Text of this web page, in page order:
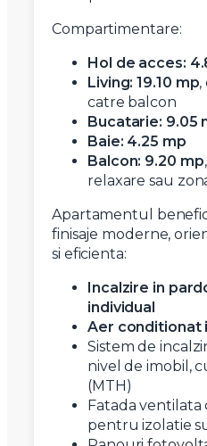
Compartimentare:
Hol de acces:
Living: 19.10 mp,
catre balcon
Bucatarie: 9.05
Baie: 4.25 mp
Balcon: 9.20 mp
relaxare sau
Apartamentul
finisaje moderne,
si eficienta:
Incalzire in
individual
Aer conditionat
Sistem de
nivel de imobil,
(MTH)
Fatada ventilata
pentru izolatie